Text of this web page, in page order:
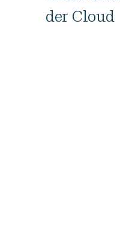
der Cloud